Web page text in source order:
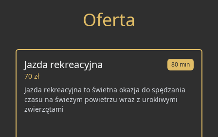
Oferta
Jazda rekreacyjna 80 min
70 zł
Jazda rekreacyjna to świetna okazja do spędzania
czasu na świeżym powietrzu wraz z urokliwymi
zwierzętami